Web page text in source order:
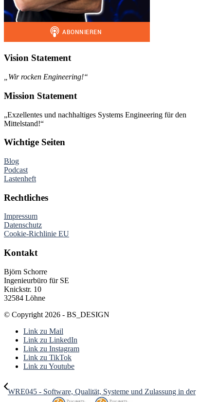
Vision Statement
„Wir rocken Engineering!“
Mission Statement
„Exzellentes und nachhaltiges Systems Engineering für den
Mittelstand!“
Wichtige Seiten
Blog
Podcast
Lastenheft
Rechtliches
Impressum
Datenschutz
Cookie-Richlinie EU
Kontakt
Björn Schorre
Ingenieurbüro für SE
Knickstr. 10
32584 Löhne
© Copyright 2026 - BS_DESIGN
Link zu Mail
Link zu LinkedIn
Link zu Instagram
Link zu TikTok
Link zu Youtube
WRE045 - Software, Qualität, Systeme und Zulassung in der